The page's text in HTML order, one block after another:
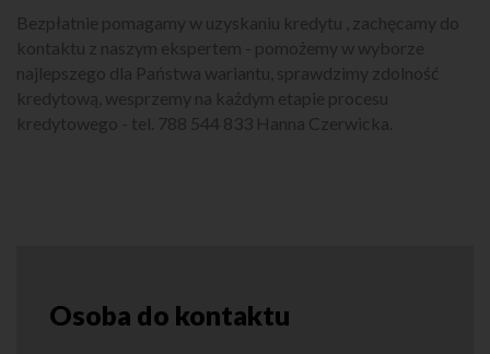
Bezpłatnie pomagamy w uzyskaniu kredytu , zachęcamy do
kontaktu z naszym ekspertem - pomożemy w wyborze
najlepszego dla Państwa wariantu, sprawdzimy zdolność
kredytową, wesprzemy na każdym etapie procesu
kredytowego - tel. 788 544 833 Hanna Czerwicka.
Osoba do kontaktu